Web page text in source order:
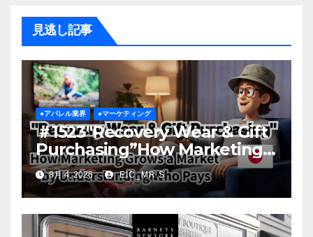
見逃し記事
●アパレル業界 ●マーケティング
＃1523″Recovery Wear & Gift
Purchasing”How Marketing
Grows a Market by
Understanding Who Pays
8月 4, 2026 EIC_MR.S